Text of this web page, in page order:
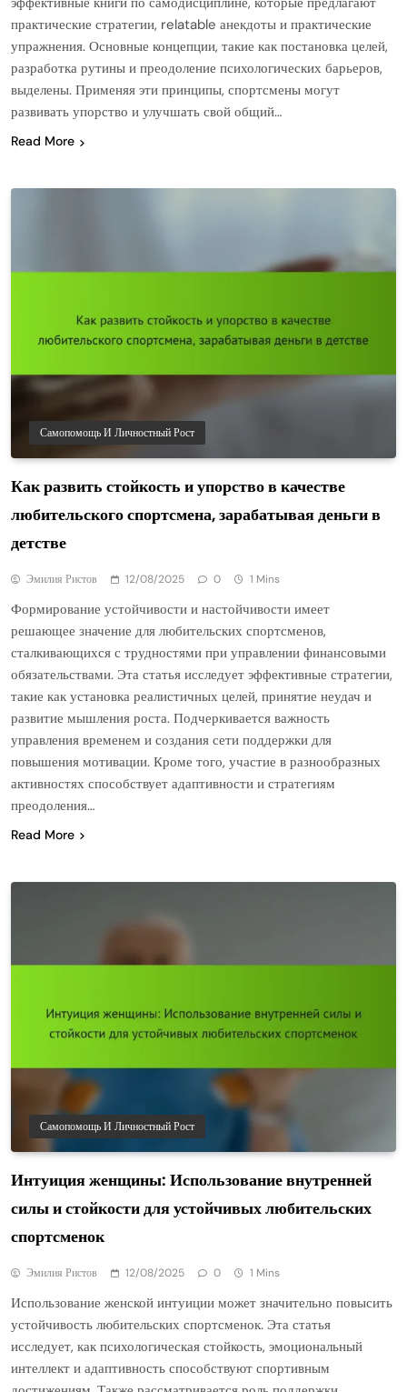
практические стратегии, relatable анекдоты и практические
упражнения. Основные концепции, такие как постановка целей,
разработка рутины и преодоление психологических барьеров,
выделены. Применяя эти принципы, спортсмены могут
развивать упорство и улучшать свой общий…
Read More
Самопомощь И Личностный Рост
Как развить стойкость и упорство в качестве
любительского спортсмена, зарабатывая деньги в
детстве
Эмилия Ристов 12/08/2025 0 1 Mins
Формирование устойчивости и настойчивости имеет
решающее значение для любительских спортсменов,
сталкивающихся с трудностями при управлении финансовыми
обязательствами. Эта статья исследует эффективные стратегии,
такие как установка реалистичных целей, принятие неудач и
развитие мышления роста. Подчеркивается важность
управления временем и создания сети поддержки для
повышения мотивации. Кроме того, участие в разнообразных
активностях способствует адаптивности и стратегиям
преодоления…
Read More
Самопомощь И Личностный Рост
Интуиция женщины: Использование внутренней
силы и стойкости для устойчивых любительских
спортсменок
Эмилия Ристов 12/08/2025 0 1 Mins
Использование женской интуиции может значительно повысить
устойчивость любительских спортсменок. Эта статья
исследует, как психологическая стойкость, эмоциональный
интеллект и адаптивность способствуют спортивным